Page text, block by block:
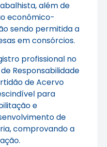
além de
econômico-
sendo permitida a
em consórcios.
profissional no
Responsabilidade
de Acervo
para
e
de
comprovando a